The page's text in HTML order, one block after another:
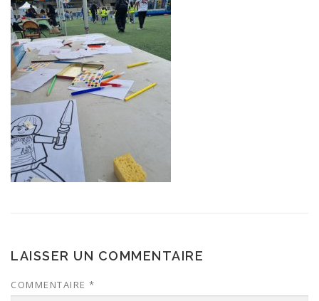
LAISSER UN COMMENTAIRE
COMMENTAIRE *